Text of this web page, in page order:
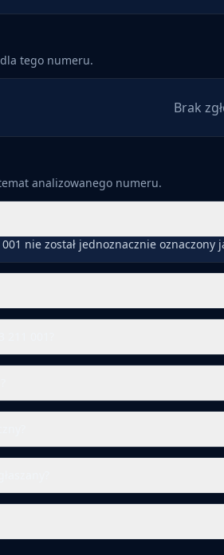
tego numeru.
Brak
analizowanego numeru.
nie został jednoznacznie